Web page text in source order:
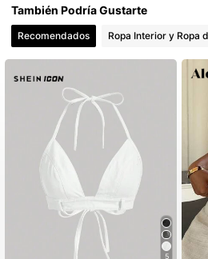
4,85 1M Seguidores
4,85 1M Seguidores
1M Seguidores
4,85 1M Seguidores
También Podría Gustarte
Recomendados Ropa Interior y Ropa
5